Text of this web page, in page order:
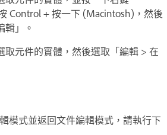
Control + 按一下 (Macintosh)，然後
輯」。
取元件的實體，然後選取「編輯 > 在
模式並返回文件編輯模式，請執行下